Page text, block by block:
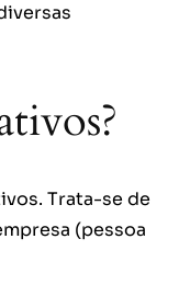
Trata-se de
(pessoa